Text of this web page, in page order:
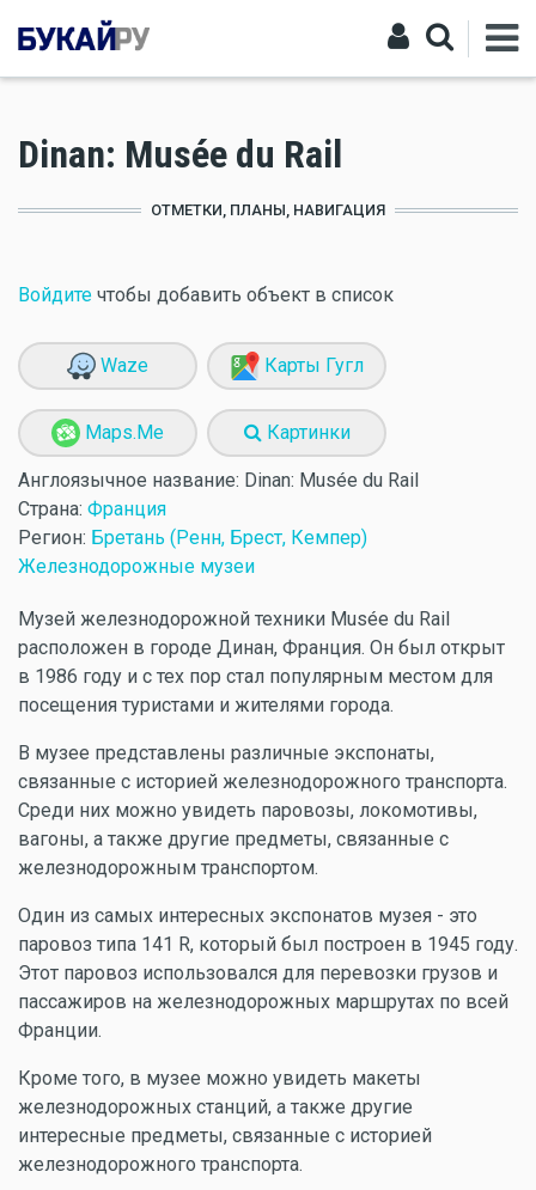
Dinan: Musée du Rail
ОТМЕТКИ, ПЛАНЫ, НАВИГАЦИЯ
Войдите чтобы добавить объект в список
Waze Карты Гугл
Maps.Me Картинки
Англоязычное название: Dinan: Musée du Rail
Страна: Франция
Регион: Бретань (Ренн, Брест, Кемпер)
Железнодорожные музеи
Музей железнодорожной техники Musée du Rail
расположен в городе Динан, Франция. Он был открыт
в 1986 году и с тех пор стал популярным местом для
посещения туристами и жителями города.
В музее представлены различные экспонаты,
связанные с историей железнодорожного транспорта.
Среди них можно увидеть паровозы, локомотивы,
вагоны, а также другие предметы, связанные с
железнодорожным транспортом.
Один из самых интересных экспонатов музея - это
паровоз типа 141 R, который был построен в 1945 году.
Этот паровоз использовался для перевозки грузов и
пассажиров на железнодорожных маршрутах по всей
Франции.
Кроме того, в музее можно увидеть макеты
железнодорожных станций, а также другие
интересные предметы, связанные с историей
железнодорожного транспорта.